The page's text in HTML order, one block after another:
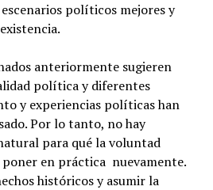
políticos mejores y
anteriormente sugieren
política y diferentes
y experiencias políticas han
Por lo tanto, no hay
para qué la voluntad
en práctica nuevamente.
históricos y asumir la